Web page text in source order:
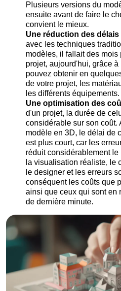
Plusieurs versions du
ensuite avant de faire le
convient le mieux.
Une réduction des
avec les techniques
modèles, il fallait des
projet, aujourd'hui, grâce
pouvez obtenir en
de votre projet, les
les différents équipements.
Une optimisation des
d'un projet, la durée de
considérable sur son coût.
modèle en 3D, le délai de
est plus court, car les
réduit considérablement
la visualisation réaliste, le
le designer et les erreurs
conséquent les coûts que
ainsi que ceux qui sont en
de dernière minute.